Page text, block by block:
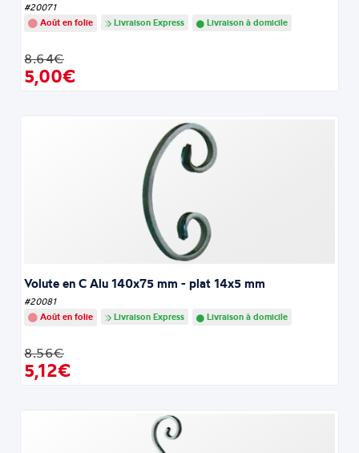
#20071
Août en folie
Livraison Express Livraison à domicile
8.64€
5,00€
Volute en C Alu 140x75 mm - plat 14x5 mm
#20081
Août en folie
Livraison Express Livraison à domicile
8.56€
5,12€